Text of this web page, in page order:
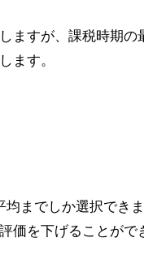
ますが、課税時期の
ます。
までしか選択でき
価を下げることがで